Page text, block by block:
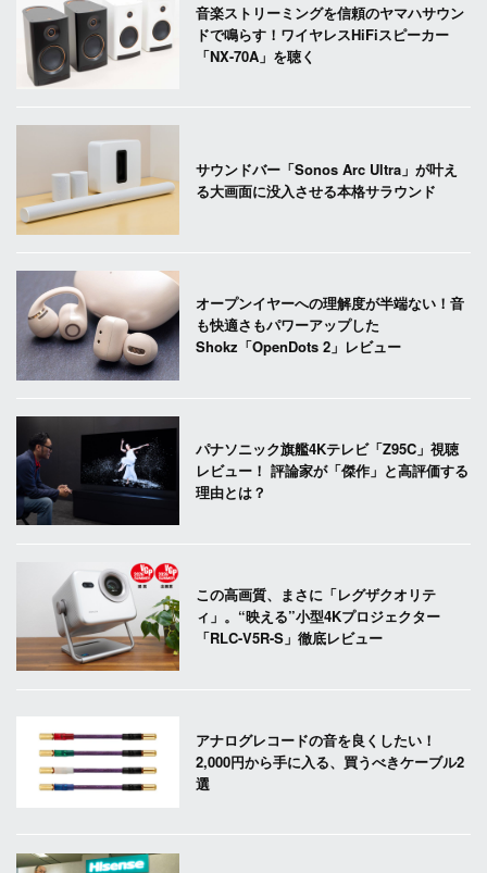
音楽ストリーミングを信頼のヤマハサウン
ドで鳴らす！ワイヤレスHiFiスピーカー
「NX-70A」を聴く
サウンドバー「Sonos Arc Ultra」が叶え
る大画面に没入させる本格サラウンド
オープンイヤーへの理解度が半端ない！音
も快適さもパワーアップした
Shokz「OpenDots 2」レビュー
パナソニック旗艦4Kテレビ「Z95C」視聴
レビュー！ 評論家が「傑作」と高評価する
理由とは？
この高画質、まさに「レグザクオリテ
ィ」。“映える”小型4Kプロジェクター
「RLC-V5R-S」徹底レビュー
アナログレコードの音を良くしたい！
2,000円から手に入る、買うべきケーブル2
選